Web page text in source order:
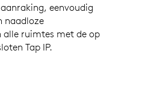
eenvoudig
naadloze
alle ruimtes met de op
Tap IP.